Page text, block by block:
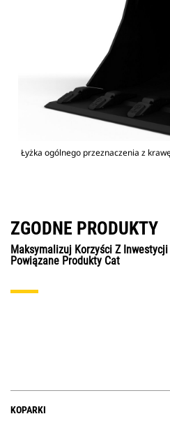
Łyżka ogólnego przeznaczenia z
ZGODNE PRODUKTY
Maksymalizuj Korzyści Z
Powiązane Produkty Cat
KOPARKI